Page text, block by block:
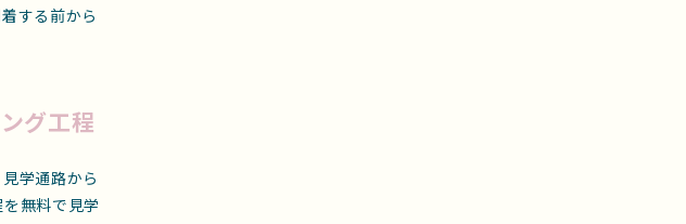
する前から
グ工程
学通路から
無料で見学